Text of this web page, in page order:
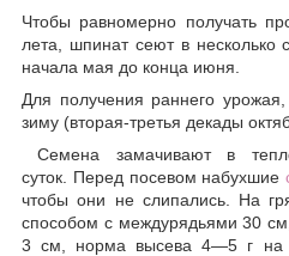
Чтобы равномерно получать
лета, шпинат сеют в
начала мая до конца июня.
Для получения раннего
зиму (вторая-третья декады
Семена замачивают в
суток. Перед посевом набухшие
чтобы они не слипались. На
способом с междурядьями 30
3 см, норма высева 4—5 г на